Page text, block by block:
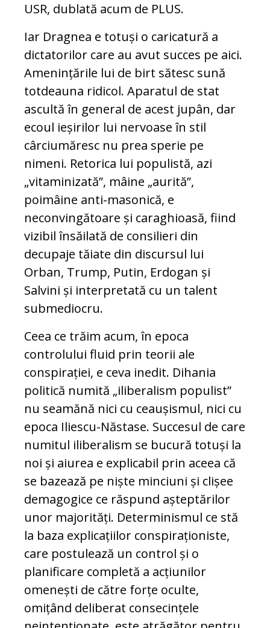
USR, dublată acum de PLUS.
Iar Dragnea e totuși o caricatură a
dictatorilor care au avut succes pe aici.
Amenințările lui de birt sătesc sună
totdeauna ridicol. Aparatul de stat
ascultă în general de acest jupân, dar
ecoul ieșirilor lui nervoase în stil
cârciumăresc nu prea sperie pe
nimeni. Retorica lui populistă, azi
„vitaminizată”, mâine „aurită”,
poimâine anti-masonică, e
neconvingătoare și caraghioasă, fiind
vizibil însăilată de consilieri din
decupaje tăiate din discursul lui
Orban, Trump, Putin, Erdogan și
Salvini și interpretată cu un talent
submediocru.
Ceea ce trăim acum, în epoca
controlului fluid prin teorii ale
conspirației, e ceva inedit. Dihania
politică numită „iliberalism populist”
nu seamănă nici cu ceaușismul, nici cu
epoca Iliescu-Năstase. Succesul de care
numitul iliberalism se bucură totuși la
noi și aiurea e explicabil prin aceea că
se bazează pe niște minciuni și clișee
demagogice ce răspund așteptărilor
unor majorități. Determinismul ce stă
la baza explicațiilor conspiraționiste,
care postulează un control și o
planificare completă a acțiunilor
omenești de către forțe oculte,
omițând deliberat consecințele